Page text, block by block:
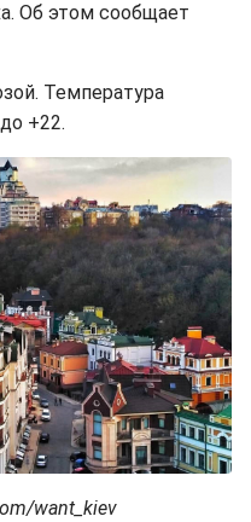
Об этом сообщает
Температура
+22.
want_kiev